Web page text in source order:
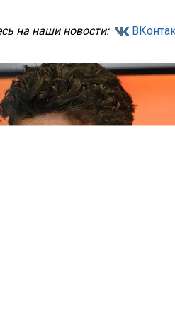
на наши новости: